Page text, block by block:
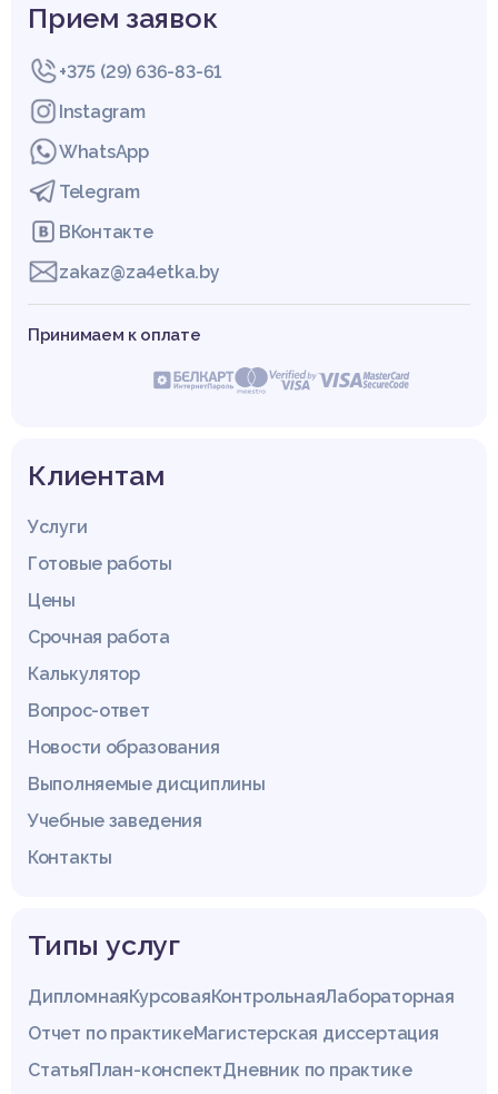
Прием заявок
+375 (29) 636-83-61
Instagram
WhatsApp
Telegram
ВКонтакте
zakaz@za4etka.by
Принимаем к оплате
Клиентам
Услуги
Готовые работы
Цены
Срочная работа
Калькулятор
Вопрос-ответ
Новости образования
Выполняемые дисциплины
Учебные заведения
Контакты
Типы услуг
ДипломнаяКурсоваяКонтрольнаяЛабораторная
Отчет по практикеМагистерская диссертация
СтатьяПлан-конспектДневник по практике